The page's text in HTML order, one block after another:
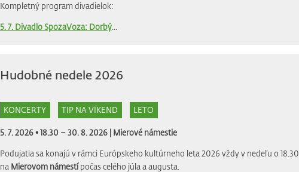
Kompletný program divadielok:
5. 7. Divadlo SpozaVoza: Dorbý...
Hudobné nedele 2026
KONCERTY TIP NA VÍKEND LETO
5. 7. 2026 • 18.30 – 30. 8. 2026 | Mierové námestie
Podujatia sa konajú v rámci Európskeho kultúrneho leta 2026 vždy v nedeľu o 18.30
na Mierovom námestípočas celého júla a augusta.